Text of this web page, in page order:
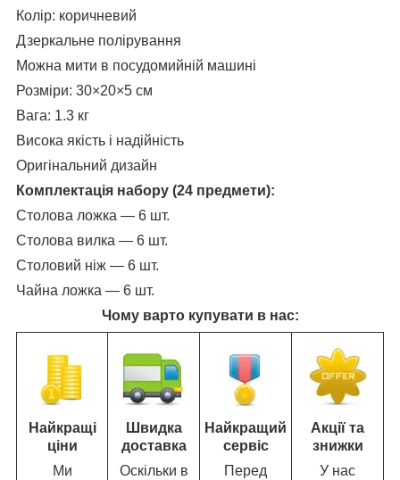
Колір: коричневий
Дзеркальне полірування
Можна мити в посудомийній машині
Розміри: 30×20×5 см
Вага: 1.3 кг
Висока якість і надійність
Оригінальний дизайн
Комплектація набору (24 предмети):
Столова ложка — 6 шт.
Столова вилка — 6 шт.
Столовий ніж — 6 шт.
Чайна ложка — 6 шт.
Чому варто купувати в нас:
Найкращі
ціни
Ми
Швидка
доставка
Оскільки в
Найкращий
сервіс
Перед
Акції та
знижки
У нас